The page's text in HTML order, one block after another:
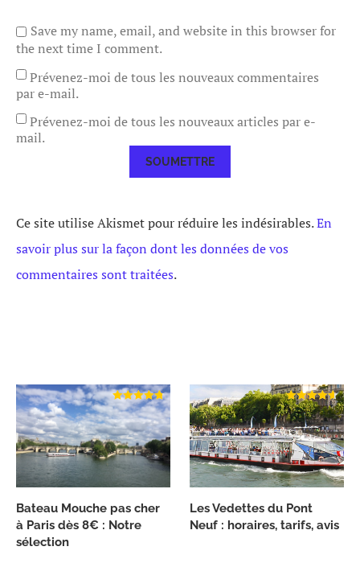
Save my name, email, and website in this browser for
the next time I comment.
Prévenez-moi de tous les nouveaux commentaires
par e-mail.
Prévenez-moi de tous les nouveaux articles par e-
mail.
Ce site utilise Akismet pour réduire les indésirables.En
savoir plus sur la façon dont les données de vos
commentaires sont traitées.
Bateau Mouche pas cher
à Paris dès 8€ : Notre
sélection
Les Vedettes du Pont
Neuf : horaires, tarifs, avis